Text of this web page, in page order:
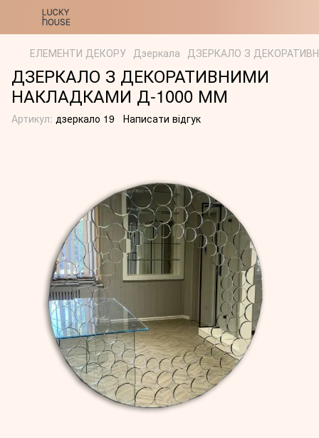
ЕЛЕМЕНТИ ДЕКОРУ Дзеркала ДЗЕРКАЛО З
ДЗЕРКАЛО З ДЕКОРАТИВНИМИ
НАКЛАДКАМИ Д-1000 ММ
Артикул: дзеркало 19 Написати відгук